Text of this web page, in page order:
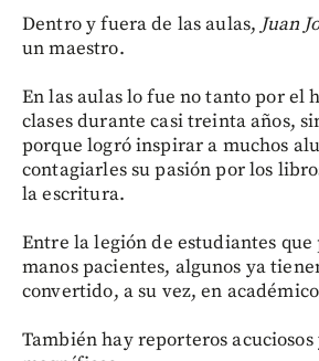
Dentro y fuera de las aulas, Juan
un maestro.
En las aulas lo fue no tanto por el
clases durante casi treinta años,
porque logró inspirar a muchos
contagiarles su pasión por los
la escritura.
Entre la legión de estudiantes que
manos pacientes, algunos ya
convertido, a su vez, en
También hay reporteros